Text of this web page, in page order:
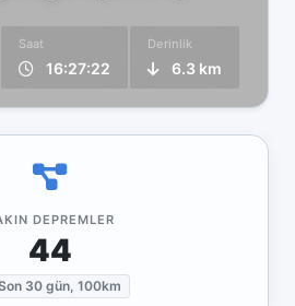
Saat
16:27:22
Derinlik
6.3 km
DEPREMLER
44
30 gün, 100km